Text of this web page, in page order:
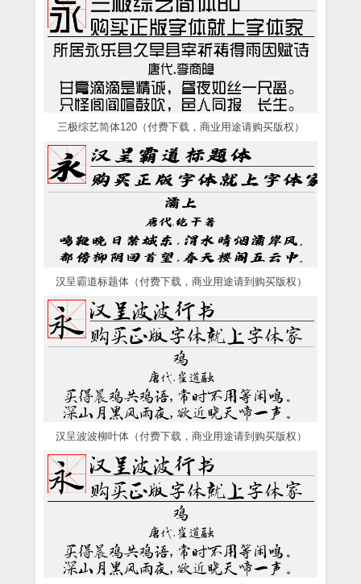
三极综艺简体120（付费下载，商业用途请购买版权）
汉呈霸道标题体（付费下载，商业用途请到购买版权）
汉呈波波柳叶体（付费下载，商业用途请到购买版权）